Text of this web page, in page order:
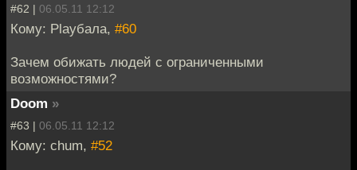
#62 | 06.05.11 12:12
Кому: Playбала, #60
Зачем обижать людей с ограниченными
возможностями?
Doom »
#63 | 06.05.11 12:12
Кому: chum, #52